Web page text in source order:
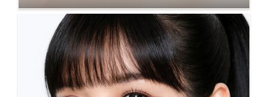
NO.123 RITA 棕 自然款